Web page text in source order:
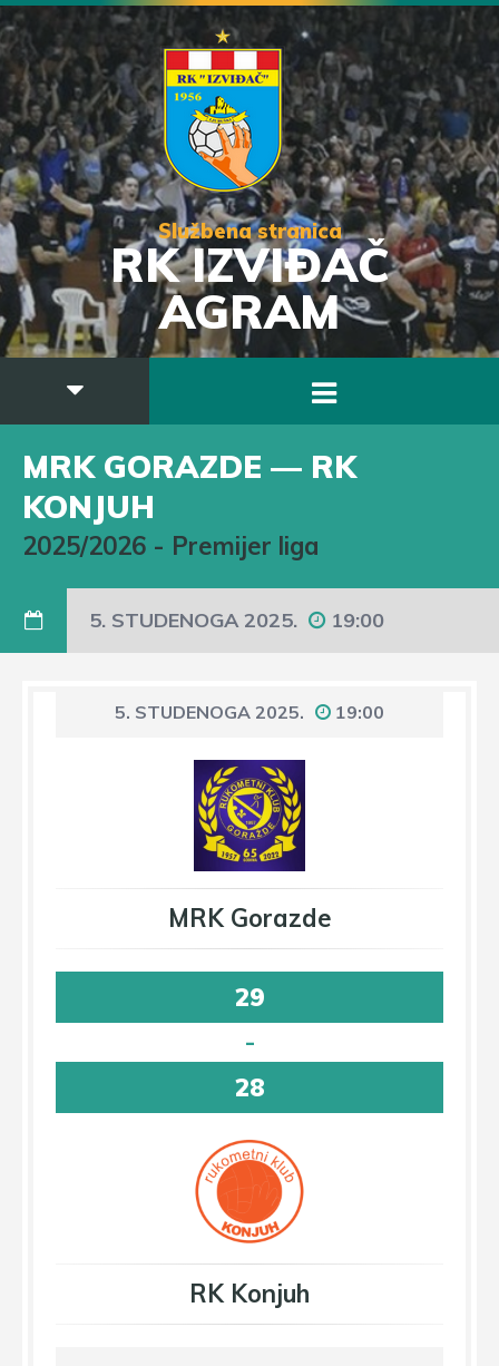
Službena stranica
RK IZVIĐAČ
AGRAM
MRK GORAZDE — RK
KONJUH
2025/2026 - Premijer liga
5. STUDENOGA 2025. 19:00
5. STUDENOGA 2025. 19:00
MRK Gorazde
29
-
28
RK Konjuh